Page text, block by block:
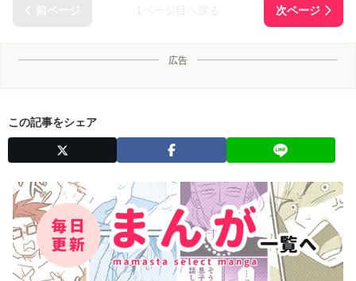
広告
この記事をシェア